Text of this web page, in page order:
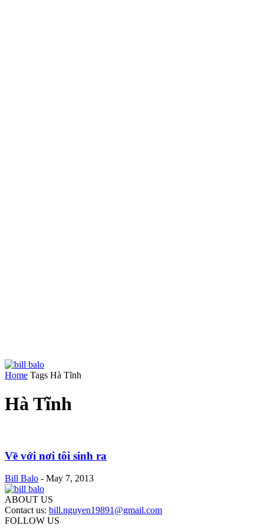
Home Tags Hà Tĩnh
Hà Tĩnh
Về với nơi tôi sinh ra
Bill Balo - May 7, 2013
ABOUT US
Contact us: bill.nguyen19891@gmail.com
FOLLOW US